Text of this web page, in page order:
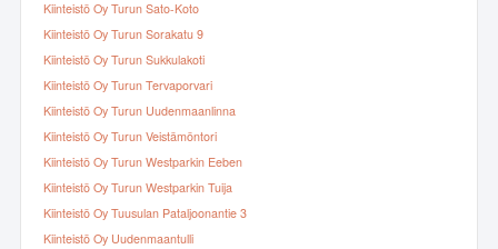
Kiinteistö Oy Turun Sato-Koto
Kiinteistö Oy Turun Sorakatu 9
Kiinteistö Oy Turun Sukkulakoti
Kiinteistö Oy Turun Tervaporvari
Kiinteistö Oy Turun Uudenmaanlinna
Kiinteistö Oy Turun Veistämöntori
Kiinteistö Oy Turun Westparkin Eeben
Kiinteistö Oy Turun Westparkin Tuija
Kiinteistö Oy Tuusulan Pataljoonantie 3
Kiinteistö Oy Uudenmaantulli